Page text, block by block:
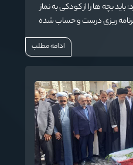
بچه ها را از کودکی به نماز
ریزی درست و حساب شده
ادامه مطلب